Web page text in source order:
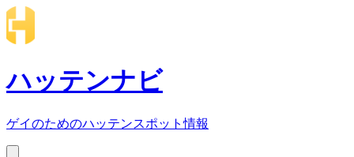
ハッテンナビ
ゲイのためのハッテンスポット情報